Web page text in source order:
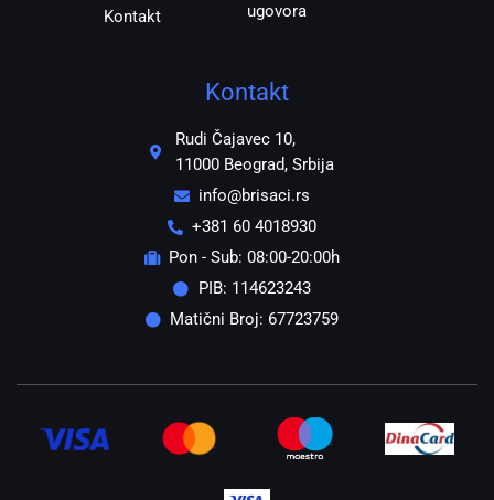
Kontakt
ugovora
Kontakt
Rudi Čajavec 10,
11000 Beograd, Srbija
info@brisaci.rs
+381 60 4018930
Pon - Sub: 08:00-20:00h
PIB: 114623243
Matični Broj: 67723759